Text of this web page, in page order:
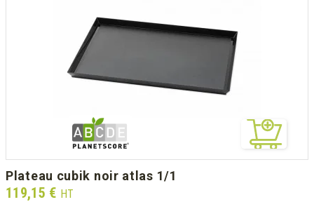
plateau cubik noir atlas 1/1
Prix
119,15 € HT